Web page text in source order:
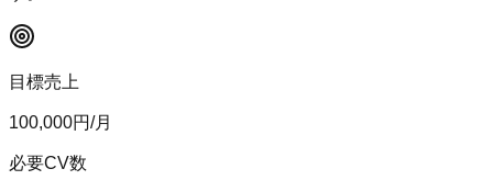
目標売上
100,000円/月
必要CV数